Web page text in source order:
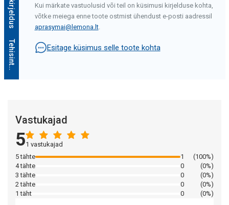
T
e
h
i
s
i
n
t
e
l
l
e
k
t
i
k
i
r
j
e
l
d
u
s
Tehisintellekti kirjeldus
Kui märkate vastuolusid või teil on küsimusi kirjelduse kohta,
võtke meiega enne toote ostmist ühendust e-posti aadressil
aprasymai@lemona.lt.
Esitage küsimus selle toote kohta
Vastukajad
51 vastukajad
5 tähte
1
(100%)
4 tähte
0
(0%)
3 tähte
0
(0%)
2 tähte
0
(0%)
1 täht
0 (0%)